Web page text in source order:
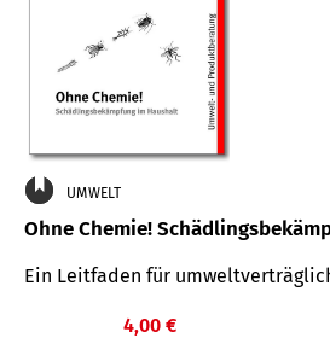
UMWELT
Ohne Chemie!
Ein Leitfaden für
4,00 €